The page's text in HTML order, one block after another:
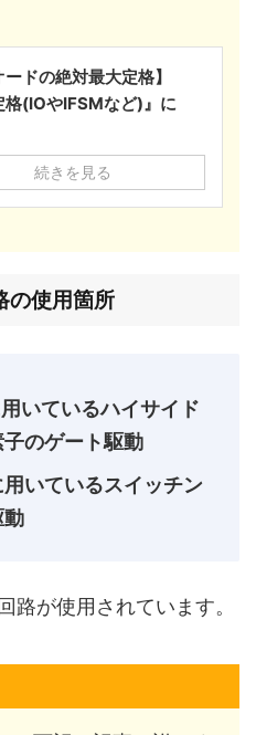
ードの絶対最大定格】
格(IOやIFSMなど)』に
続きを見る
の使用箇所
いているハイサイド
のゲート駆動
いているスイッチン
動
路が使用されています。